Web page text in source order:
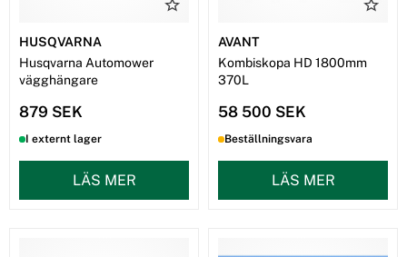
HUSQVARNA
Husqvarna Automower
vägghängare
879 SEK
I externt lager
LÄS MER
AVANT
Kombiskopa HD 1800mm
370L
58 500 SEK
Beställningsvara
LÄS MER